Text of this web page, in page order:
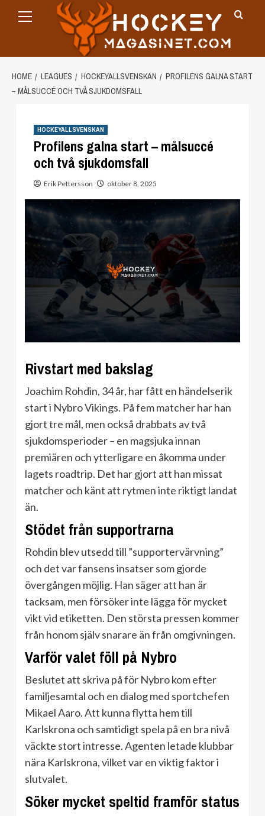
Menu
HOME LEAGUES HOCKEYALLSVENSKAN
PROFILENS GALNA START
– MÅLSUCCÉ OCH TVÅ SJUKDOMSFALL
HOCKEYALLSVENSKAN
Profilens galna start – målsuccé
och två sjukdomsfall
Erik Pettersson oktober 8, 2025
Rivstart med bakslag
Joachim Rohdin, 34 år, har fått en händelserik
start i Nybro Vikings. På fem matcher har han
gjort tre mål, men också drabbats av två
sjukdomsperioder – en magsjuka innan
premiären och ytterligare en åkomma under
lagets roadtrip. Det har gjort att han missat
matcher och känt att rytmen inte riktigt landat
än.
Stödet från supportrarna
Rohdin blev utsedd till ”supportervärvning”
och det var fansens insatser som gjorde
övergången möjlig. Han säger att han är
tacksam, men försöker inte lägga för mycket
vikt vid etiketten. Den största pressen kommer
från honom själv snarare än från omgivningen.
Varför valet föll på Nybro
Beslutet att skriva på för Nybro kom efter
familjesamtal och en dialog med sportchefen
Mikael Aaro. Att kunna flytta hem till
Karlskrona och samtidigt spela på en bra nivå
väckte stort intresse. Agenten letade klubbar
nära Karlskrona, vilket var en viktig faktor i
slutvalet.
Söker mycket speltid framför status